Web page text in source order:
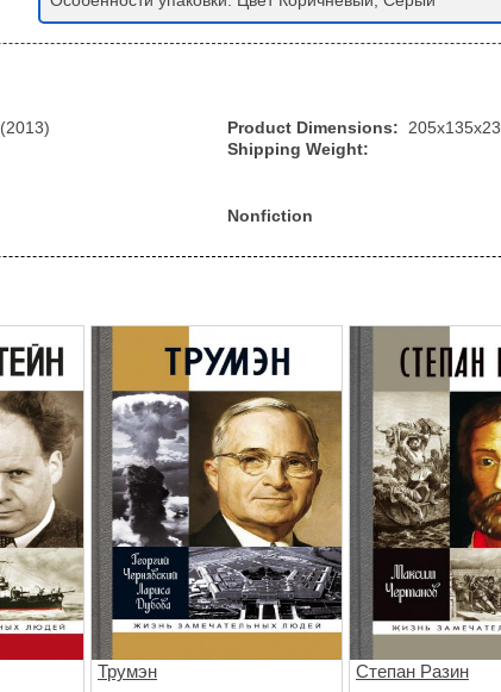
(2013)
Product Dimensions:
205x135x23
Shipping Weight:
Nonfiction
Трумэн Степан Разин